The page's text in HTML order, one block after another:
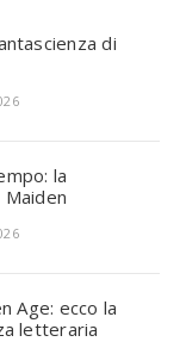
di
la
Age: ecco la
letteraria